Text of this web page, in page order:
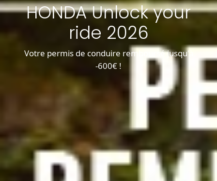
HONDA Unlock your
ride 2026
Votre permis de conduire remboursé jusqu'à
-600€ !